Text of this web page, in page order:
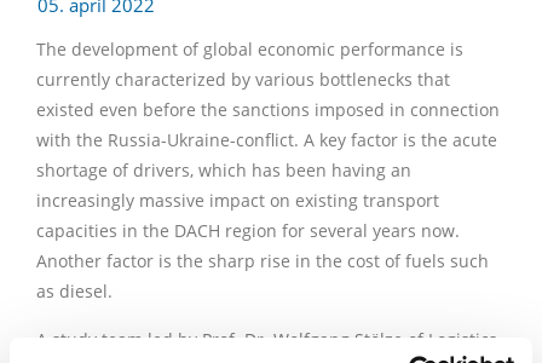
The development of global economic performance is
currently characterized by various bottlenecks that
existed even before the sanctions imposed in connection
with the Russia-Ukraine-conflict. A key factor is the acute
shortage of drivers, which has been having an
increasingly massive impact on existing transport
capacities in the DACH region for several years now.
Another factor is the sharp rise in the cost of fuels such
as diesel.
A study team led by Prof. Dr. Wolfgang Stölze of Logistics